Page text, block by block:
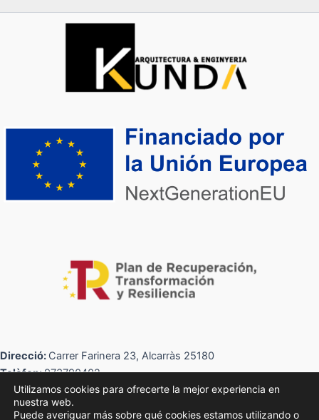
Direcció: Carrer Farinera 23, Alcarràs 25180
Telèfon:973790402
Correu:info@kundaworks.com
Utilizamos cookies para ofrecerte la mejor experiencia en
nuestra web.
Puede averiguar más sobre qué cookies estamos utilizando o